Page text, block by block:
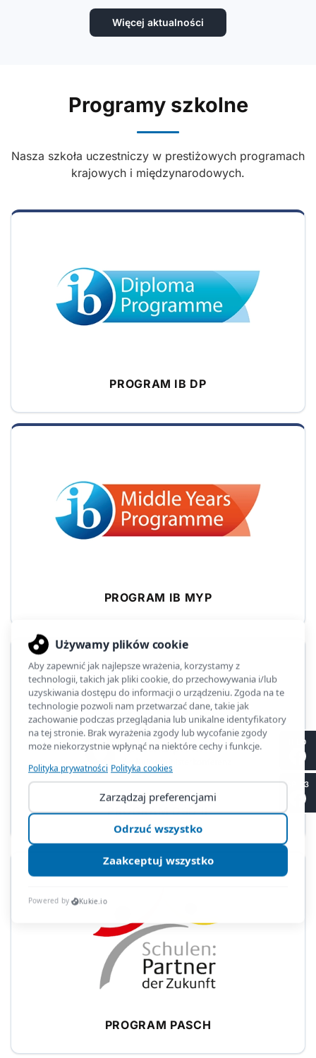
Więcej aktualności
Programy szkolne
Nasza szkoła uczestniczy w prestiżowych programach
krajowych i międzynarodowych.
PROGRAM IB DP
PROGRAM IB MYP
PROGRAM DSD II
PROGRAM PASCH
II LO
SP 53